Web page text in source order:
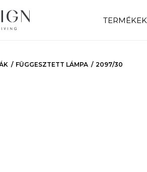
TERMÉKEK
FÜGGESZTETT LÁMPA 2097/30